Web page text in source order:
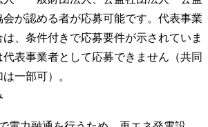
が認める者が応募可能です。代表事業
、条件付きで応募要件が示されていま
表事業者として応募できません（共同
一部可）。